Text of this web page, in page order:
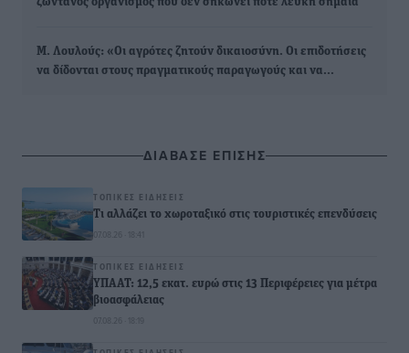
Μ. Λουλούς: «Οι αγρότες ζητούν δικαιοσύνη. Οι επιδοτήσεις
να δίδονται στους πραγματικούς παραγωγούς και να…
ΔΙΑΒΑΣΕ ΕΠΙΣΗΣ
ΤΟΠΙΚΈΣ ΕΙΔΉΣΕΙΣ
Τι αλλάζει το χωροταξικό στις τουριστικές επενδύσεις
07.08.26 · 18:41
ΤΟΠΙΚΈΣ ΕΙΔΉΣΕΙΣ
ΥΠΑΑΤ: 12,5 εκατ. ευρώ στις 13 Περιφέρειες για μέτρα
βιοασφάλειας
07.08.26 · 18:19